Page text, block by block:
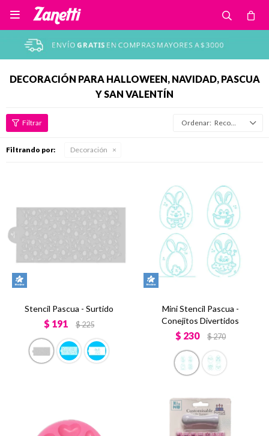

DECORACIÓN PARA HALLOWEEN, NAVIDAD, PASCUA
Y SAN VALENTÍN
Recomendados
Filtrando por: Decoración
Stencil Pascua - Surtido
$ 191 $225
Mini Stencil Pascua -
Conejitos Divertidos
$ 230 $270